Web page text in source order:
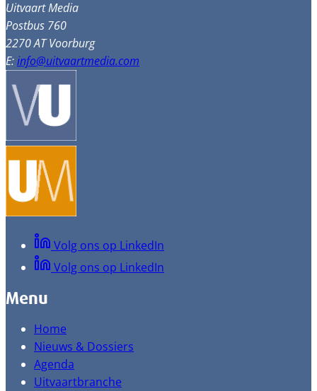
Uitvaart Media
Postbus 760
2270 AT Voorburg
E:info@uitvaartmedia.com
Volg ons op LinkedIn
Volg ons op LinkedIn
Menu
Home
Nieuws & Dossiers
Agenda
Uitvaartbranche